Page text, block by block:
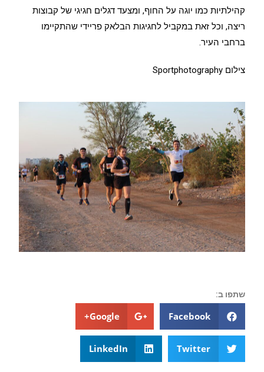
קהילתיות כמו יוגה על החוף, ומצעד דגלים חגיגי של קבוצות
ריצה, וכל זאת במקביל לחגיגות הבלאק פריידי שהתקיימו
ברחבי העיר.
צילום Sportphotography
שתפו ב:
Facebook
Google+
Twitter
LinkedIn